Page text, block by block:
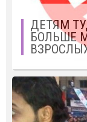
ДЕТЯМ
БОЛЬШЕ